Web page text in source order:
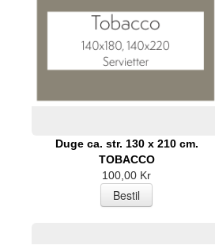
Duge ca. str. 130 x 210 cm.
TOBACCO
100,00 Kr